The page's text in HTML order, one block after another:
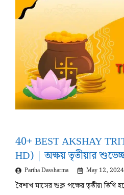
40+ BEST AKSHAY
HD) | অক্ষয় তৃতীয়ার শুভেচ্ছ
Partha Dassharma May 12, 2024
বৈশাখ মাসের শুক্ল পক্ষের তৃতীয়া